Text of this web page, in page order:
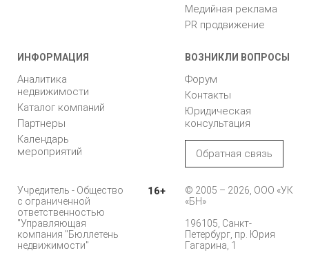
Медийная реклама
PR продвижение
ИНФОРМАЦИЯ
Аналитика
недвижимости
Каталог компаний
Партнеры
Календарь
мероприятий
ВОЗНИКЛИ ВОПРОСЫ
Форум
Контакты
Юридическая
консультация
Обратная связь
Учредитель - Общество
с ограниченной
ответственностью
"Управляющая
компания "Бюллетень
недвижимости"
16+
© 2005 – 2026, ООО «УК
«БН»
196105, Санкт-
Петербург, пр. Юрия
Гагарина, 1